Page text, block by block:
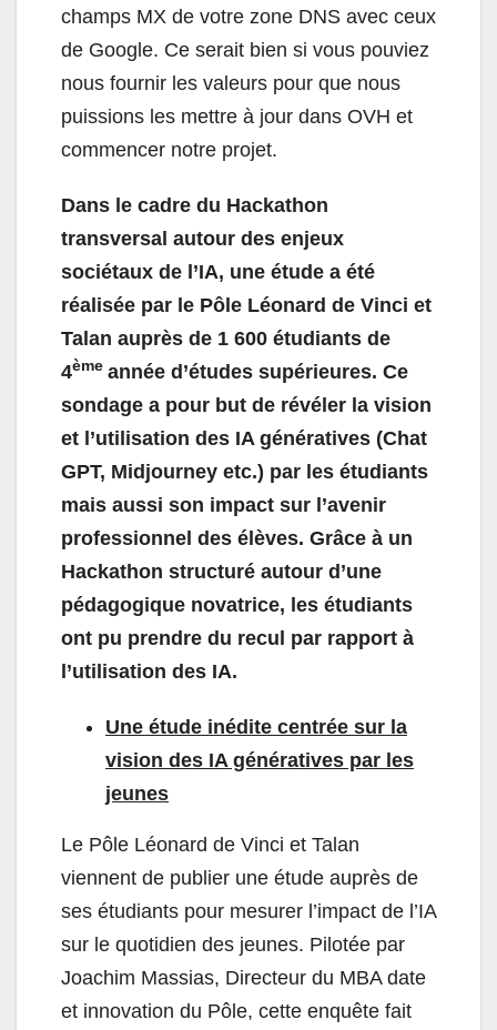
champs MX de votre zone DNS avec ceux
de Google. Ce serait bien si vous pouviez
nous fournir les valeurs pour que nous
puissions les mettre à jour dans OVH et
commencer notre projet.
Dans le cadre du Hackathon
transversal autour des enjeux
sociétaux de l’IA, une étude a été
réalisée par le Pôle Léonard de Vinci et
Talan auprès de 1 600 étudiants de
4ème année d’études supérieures. Ce
sondage a pour but de révéler la vision
et l’utilisation des IA génératives (Chat
GPT, Midjourney etc.) par les étudiants
mais aussi son impact sur l’avenir
professionnel des élèves. Grâce à un
Hackathon structuré autour d’une
pédagogique novatrice, les étudiants
ont pu prendre du recul par rapport à
l’utilisation des IA.
Une étude inédite centrée sur la
vision des IA génératives par les
jeunes
Le Pôle Léonard de Vinci et Talan
viennent de publier une étude auprès de
ses étudiants pour mesurer l’impact de l’IA
sur le quotidien des jeunes. Pilotée par
Joachim Massias, Directeur du MBA date
et innovation du Pôle, cette enquête fait